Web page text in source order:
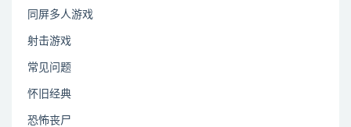
同屏多人游戏
射击游戏
常见问题
怀旧经典
恐怖丧尸